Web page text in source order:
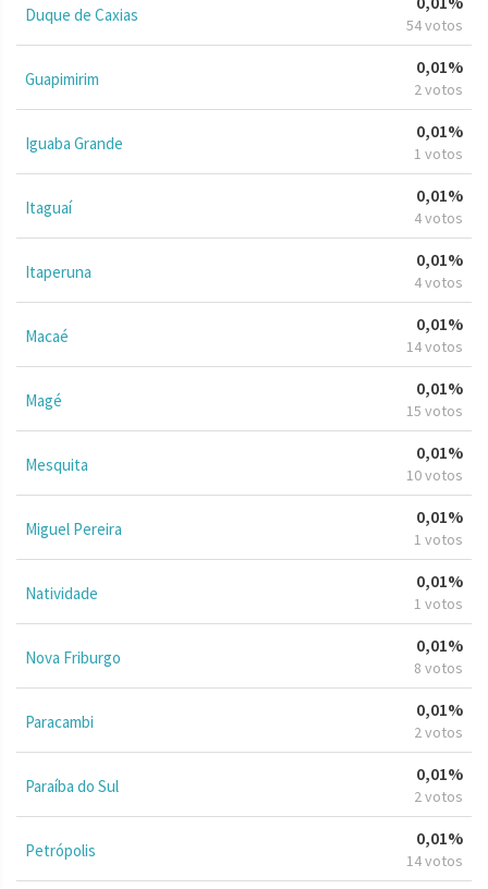
Duque de Caxias 54 votos
Guapimirim
0,01%
2 votos
Iguaba Grande
0,01%
1 votos
Itaguaí
0,01%
4 votos
Itaperuna
0,01%
4 votos
Macaé
0,01%
14 votos
Magé
0,01%
15 votos
Mesquita
0,01%
10 votos
Miguel Pereira
0,01%
1 votos
Natividade
0,01%
1 votos
Nova Friburgo
0,01%
8 votos
Paracambi
0,01%
2 votos
Paraíba do Sul
0,01%
2 votos
Petrópolis
0,01%
14 votos